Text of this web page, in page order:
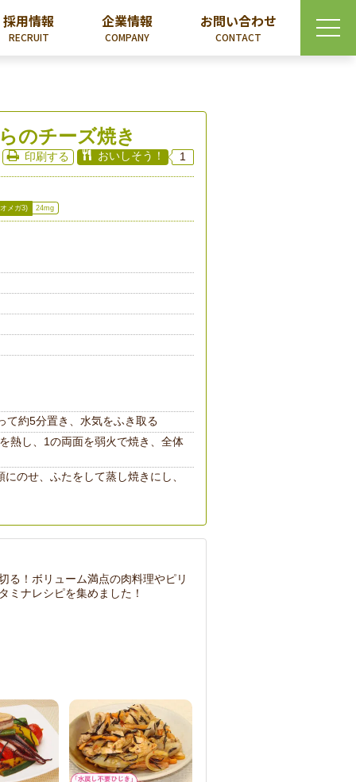
採用情報
RECRUIT
企業情報
COMPANY
お問い合わせ
CONTACT
のチーズ焼き
印刷する おいしそう！ 1
メガ3) 24mg
て約5分置き、水気をふき取る
熱し、1の両面を弱火で焼き、全体
のせ、ふたをして蒸し焼きにし、
る！ボリューム満点の肉料理やピリ
ミナレシピを集めました！